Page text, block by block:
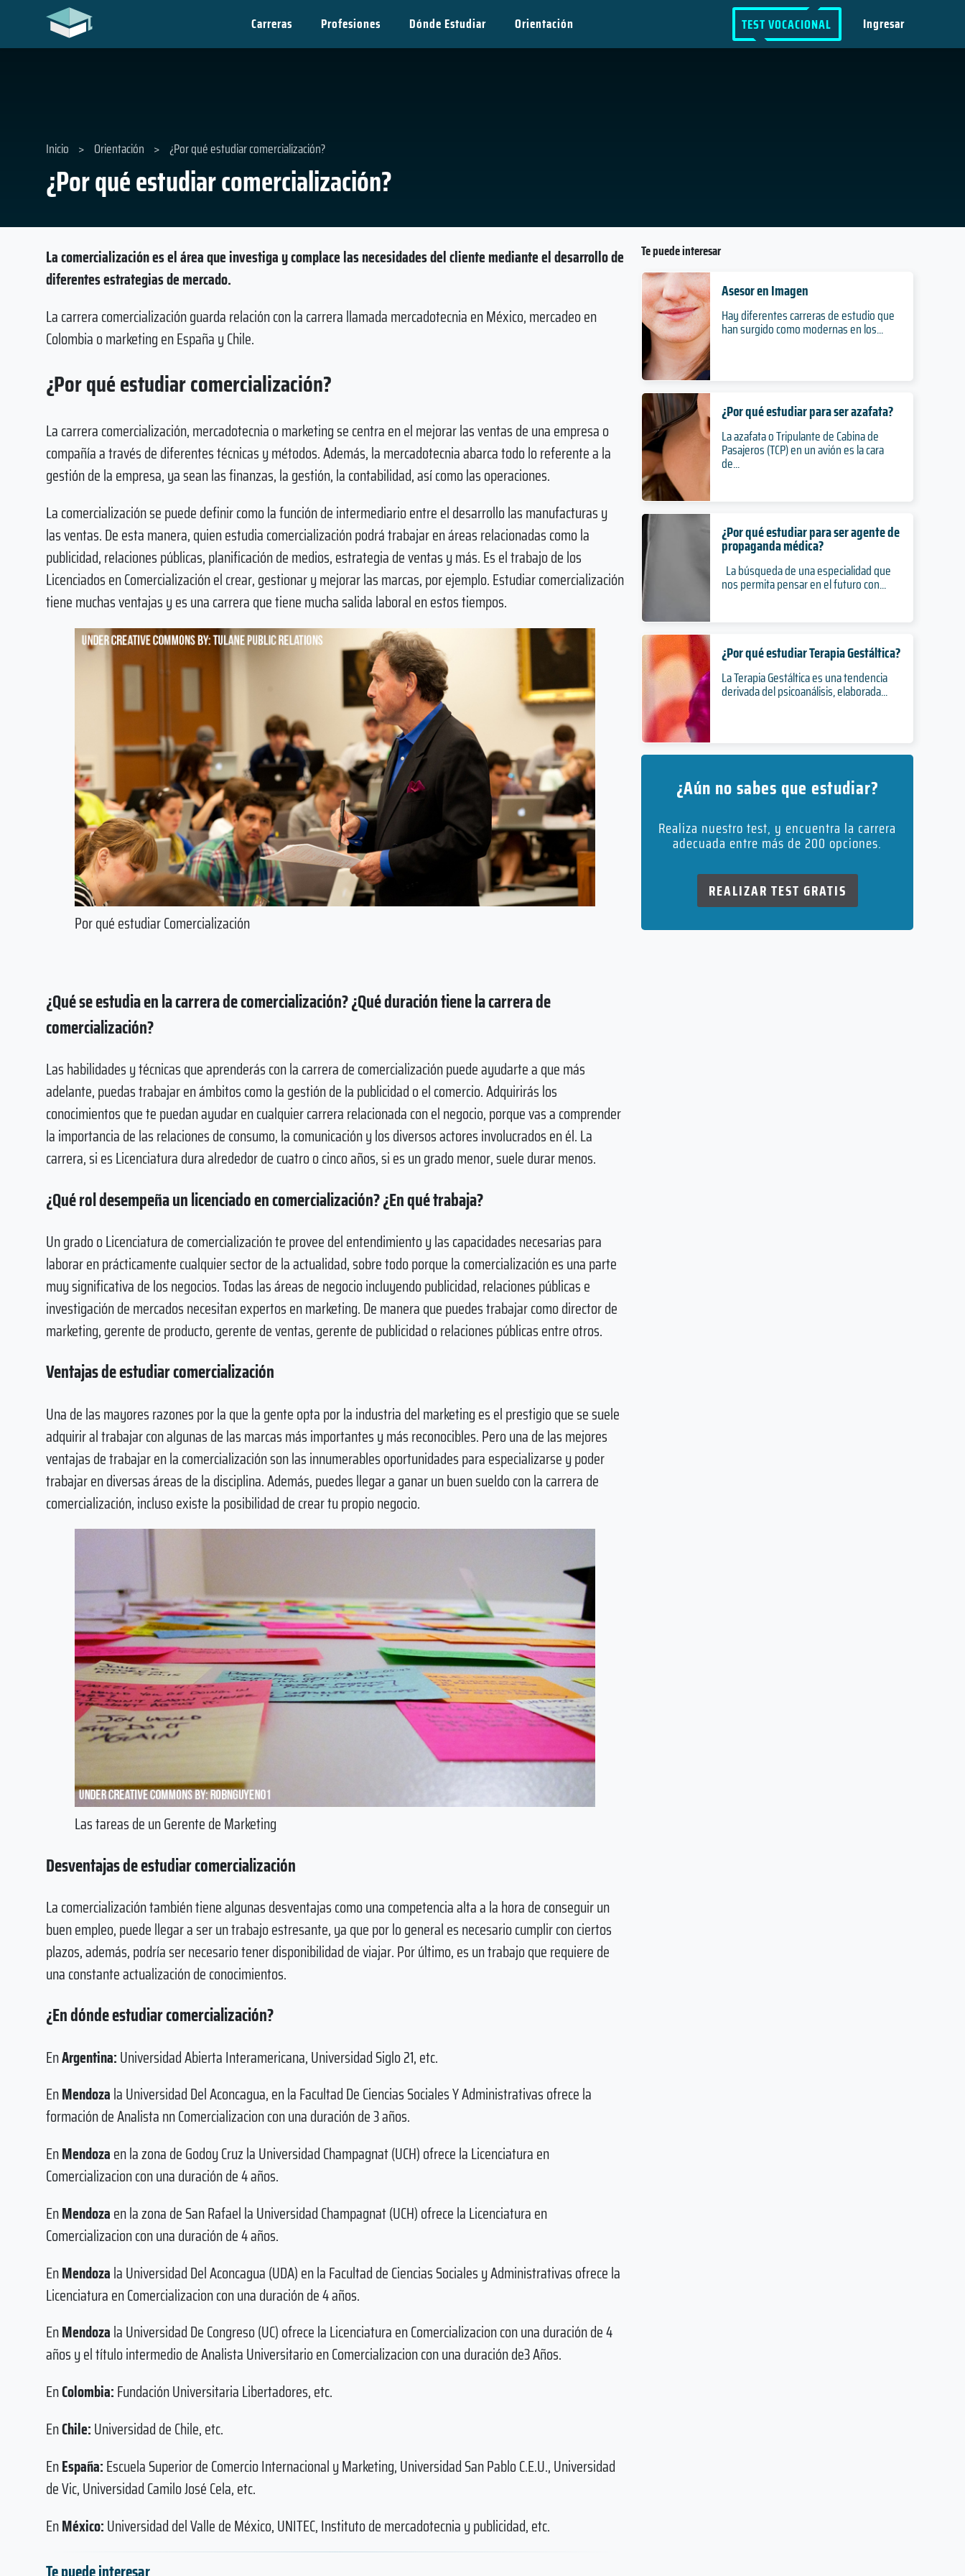
Carreras Profesiones Dónde Estudiar Orientación TEST VOCACIONAL Ingresar
¿Por qué estudiar comercialización?
Inicio > Orientación > ¿Por qué estudiar comercialización?
La comercialización es el área que investiga y complace las necesidades del cliente mediante el desarrollo de
diferentes estrategias de mercado.
La carrera comercialización guarda relación con la carrera llamada mercadotecnia en México, mercadeo en
Colombia o marketing en España y Chile.
¿Por qué estudiar comercialización?
La carrera comercialización, mercadotecnia o marketing se centra en el mejorar las ventas de una empresa o
compañía a través de diferentes técnicas y métodos. Además, la mercadotecnia abarca todo lo referente a la
gestión de la empresa, ya sean las finanzas, la gestión, la contabilidad, así como las operaciones.
La comercialización se puede definir como la función de intermediario entre el desarrollo las manufacturas y
las ventas. De esta manera, quien estudia comercialización podrá trabajar en áreas relacionadas como la
publicidad, relaciones públicas, planificación de medios, estrategia de ventas y más. Es el trabajo de los
Licenciados en Comercialización el crear, gestionar y mejorar las marcas, por ejemplo. Estudiar comercialización
tiene muchas ventajas y es una carrera que tiene mucha salida laboral en estos tiempos.
Por qué estudiar Comercialización
¿Qué se estudia en la carrera de comercialización? ¿Qué duración tiene la carrera de
comercialización?
Las habilidades y técnicas que aprenderás con la carrera de comercialización puede ayudarte a que más
adelante, puedas trabajar en ámbitos como la gestión de la publicidad o el comercio. Adquirirás los
conocimientos que te puedan ayudar en cualquier carrera relacionada con el negocio, porque vas a comprender
la importancia de las relaciones de consumo, la comunicación y los diversos actores involucrados en él. La
carrera, si es Licenciatura dura alrededor de cuatro o cinco años, si es un grado menor, suele durar menos.
¿Qué rol desempeña un licenciado en comercialización? ¿En qué trabaja?
Un grado o Licenciatura de comercialización te provee del entendimiento y las capacidades necesarias para
laborar en prácticamente cualquier sector de la actualidad, sobre todo porque la comercialización es una parte
muy significativa de los negocios. Todas las áreas de negocio incluyendo publicidad, relaciones públicas e
investigación de mercados necesitan expertos en marketing. De manera que puedes trabajar como director de
marketing, gerente de producto, gerente de ventas, gerente de publicidad o relaciones públicas entre otros.
Ventajas de estudiar comercialización
Una de las mayores razones por la que la gente opta por la industria del marketing es el prestigio que se suele
adquirir al trabajar con algunas de las marcas más importantes y más reconocibles. Pero una de las mejores
ventajas de trabajar en la comercialización son las innumerables oportunidades para especializarse y poder
trabajar en diversas áreas de la disciplina. Además, puedes llegar a ganar un buen sueldo con la carrera de
comercialización, incluso existe la posibilidad de crear tu propio negocio.
Las tareas de un Gerente de Marketing
Desventajas de estudiar comercialización
La comercialización también tiene algunas desventajas como una competencia alta a la hora de conseguir un
buen empleo, puede llegar a ser un trabajo estresante, ya que por lo general es necesario cumplir con ciertos
plazos, además, podría ser necesario tener disponibilidad de viajar. Por último, es un trabajo que requiere de
una constante actualización de conocimientos.
¿En dónde estudiar comercialización?
EnArgentina:Universidad Abierta Interamericana, Universidad Siglo 21, etc.
EnMendozala Universidad Del Aconcagua, en la Facultad De Ciencias Sociales Y Administrativas ofrece la
formación de Analista nn Comercializacion con una duración de 3 años.
EnMendozaen la zona de Godoy Cruz la Universidad Champagnat (UCH) ofrece la Licenciatura en
Comercializacion con una duración de 4 años.
EnMendozaen la zona de San Rafael la Universidad Champagnat (UCH) ofrece la Licenciatura en
Comercializacion con una duración de 4 años.
EnMendozala Universidad Del Aconcagua (UDA) en la Facultad de Ciencias Sociales y Administrativas ofrece la
Licenciatura en Comercializacion con una duración de 4 años.
EnMendozala Universidad De Congreso (UC) ofrece la Licenciatura en Comercializacion con una duración de 4
años y el título intermedio de Analista Universitario en Comercializacion con una duración de3 Años.
EnColombia:Fundación Universitaria Libertadores, etc.
EnChile:Universidad de Chile, etc.
EnEspaña:Escuela Superior de Comercio Internacional y Marketing, Universidad San Pablo C.E.U., Universidad
de Vic, Universidad Camilo José Cela, etc.
EnMéxico:Universidad del Valle de México, UNITEC, Instituto de mercadotecnia y publicidad, etc.
Te puede interesar
Asesor en Imagen
Hay diferentes carreras de estudio que
han surgido como modernas en los...
¿Por qué estudiar para ser azafata?
La azafata o Tripulante de Cabina de
Pasajeros (TCP) en un avión es la cara
de...
¿Por qué estudiar para ser agente de
propaganda médica?
La búsqueda de una especialidad que
nos permita pensar en el futuro con...
¿Por qué estudiar Terapia Gestáltica?
La Terapia Gestáltica es una tendencia
derivada del psicoanálisis, elaborada...
¿Aún no sabes que estudiar?
Realiza nuestro test, y encuentra la carrera
adecuada entre más de 200 opciones.
REALIZAR TEST GRATIS